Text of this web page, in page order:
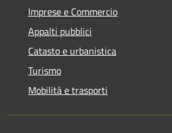
Imprese e Commercio
Appalti pubblici
Catasto e urbanistica
Turismo
Mobilità e trasporti